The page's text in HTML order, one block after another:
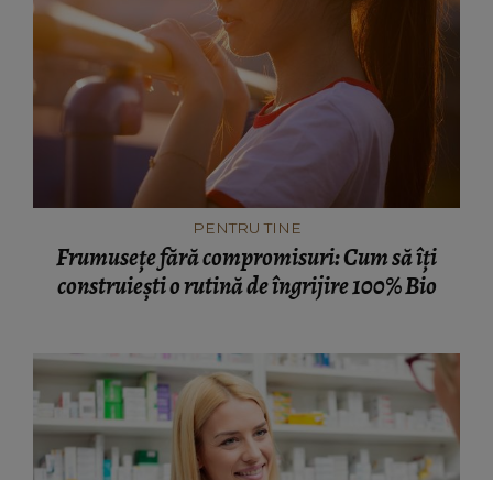
PENTRU TINE
Frumusețe fără compromisuri: Cum să îți
construiești o rutină de îngrijire 100% Bio